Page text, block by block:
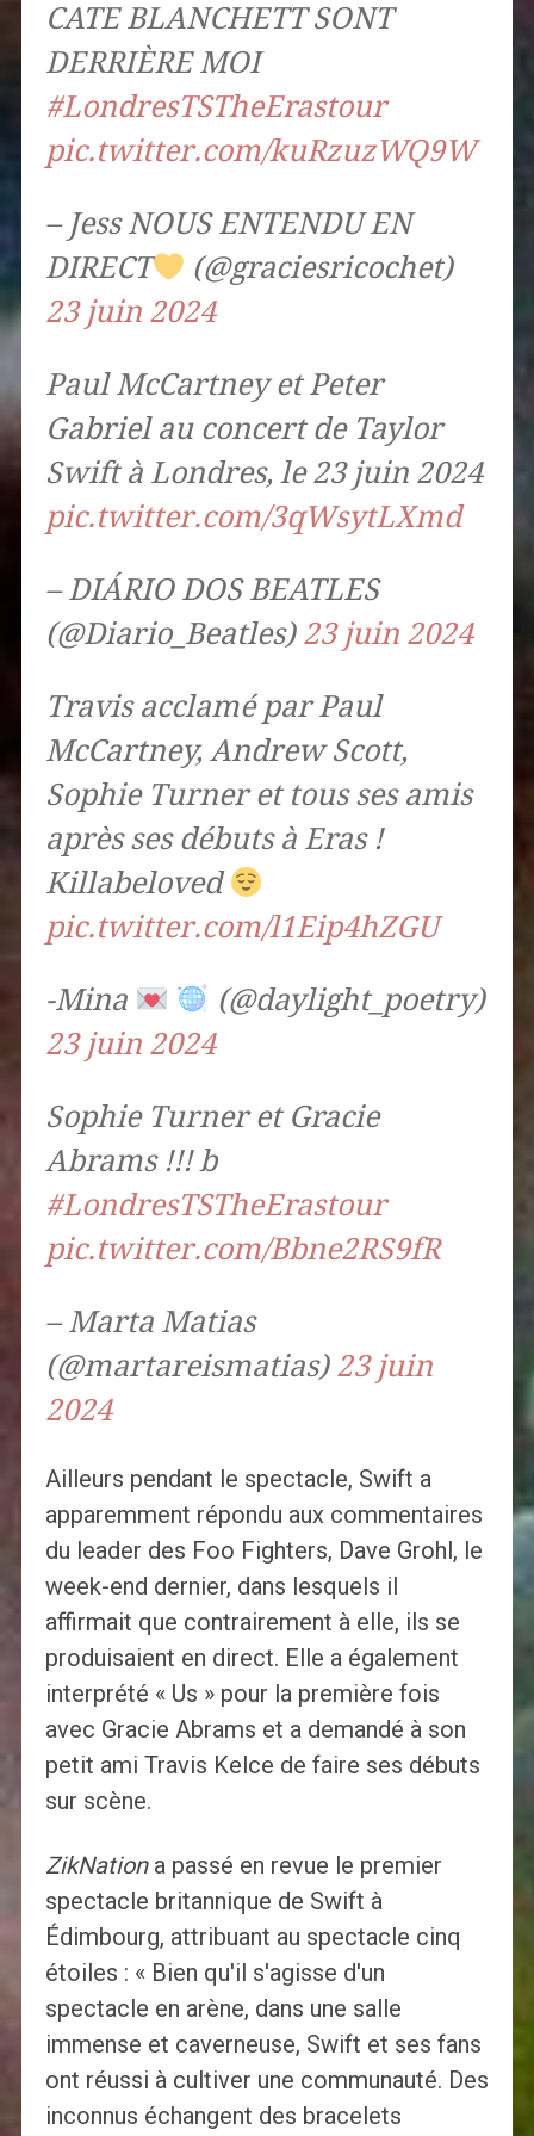
CATE BLANCHETT SONT
DERRIÈRE MOI
#LondresTSTheErastour
pic.twitter.com/kuRzuzWQ9W
– Jess NOUS ENTENDU EN
DIRECT
(@graciesricochet)
23 juin 2024
Paul McCartney et Peter
Gabriel au concert de Taylor
Swift à Londres, le 23 juin 2024
pic.twitter.com/3qWsytLXmd
– DIÁRIO DOS BEATLES
(@Diario_Beatles) 23 juin 2024
Travis acclamé par Paul
McCartney, Andrew Scott,
Sophie Turner et tous ses amis
après ses débuts à Eras !
Killabeloved
pic.twitter.com/l1Eip4hZGU
-Mina
(@daylight_poetry)
23 juin 2024
Sophie Turner et Gracie
Abrams !!! b
#LondresTSTheErastour
pic.twitter.com/Bbne2RS9fR
– Marta Matias
(@martareismatias) 23 juin
2024
Ailleurs pendant le spectacle, Swift a
apparemment répondu aux commentaires
du leader des Foo Fighters, Dave Grohl, le
week-end dernier, dans lesquels il
affirmait que contrairement à elle, ils se
produisaient en direct. Elle a également
interprété « Us » pour la première fois
avec Gracie Abrams et a demandé à son
petit ami Travis Kelce de faire ses débuts
sur scène.
ZikNation a passé en revue le premier
spectacle britannique de Swift à
Édimbourg, attribuant au spectacle cinq
étoiles : « Bien qu'il s'agisse d'un
spectacle en arène, dans une salle
immense et caverneuse, Swift et ses fans
ont réussi à cultiver une communauté. Des
inconnus échangent des bracelets